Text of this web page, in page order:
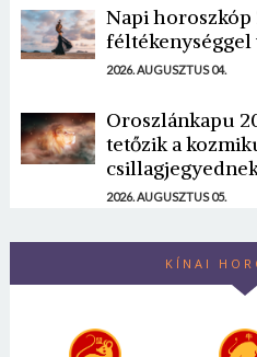
Napi horoszkóp
féltékenységgel
2026. AUGUSZTUS 04.
Oroszlánkapu
tetőzik a
2026. AUGUSZTUS 05.
KÍNAI